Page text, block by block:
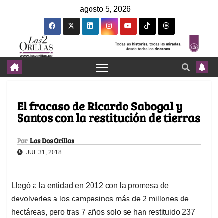
agosto 5, 2026
El fracaso de Ricardo Sabogal y
Santos con la restitución de tierras
Por Las Dos Orillas
JUL 31, 2018
Llegó a la entidad en 2012 con la promesa de
devolverles a los campesinos más de 2 millones de
hectáreas, pero tras 7 años solo se han restituido 237